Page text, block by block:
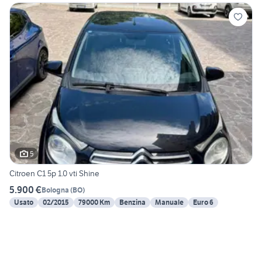
5
Citroen C1 5p 1.0 vti Shine
5.900 €Bologna (BO)
Usato
02/2015 79000 Km Benzina Manuale Euro 6